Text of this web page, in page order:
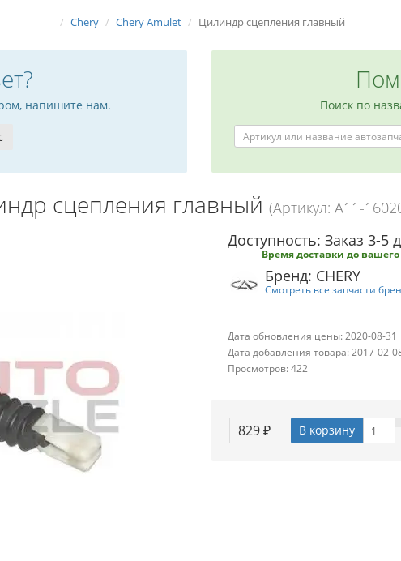
Chery Chery Amulet Цилиндр сцепления главный
напишите нам. Поиск по
сцепления главный (Артикул: A11-
Доступность: Заказ 3-5
Время доставки до
Бренд: CHERY
Смотреть все запчасти
Дата обновления цены: 2020-08-31
Дата добавления товара: 2017-02-
Просмотров: 422
829 ₽ В корзину